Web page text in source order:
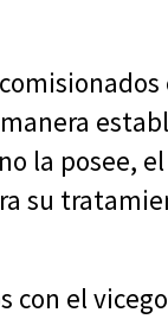
la posee,
su
con el